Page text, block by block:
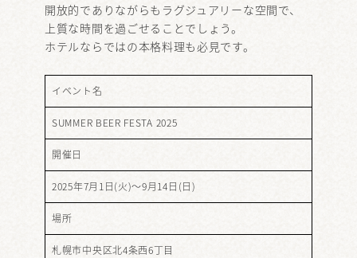
開放的でありながらもラグジュアリーな空間で、
上質な時間を過ごせることでしょう。
ホテルならではの本格料理も必見です。
イベント名
SUMMER BEER FESTA 2025
開催日
2025年7月1日(火)～9月14日(日)
場所
札幌市中央区北4条西6丁目